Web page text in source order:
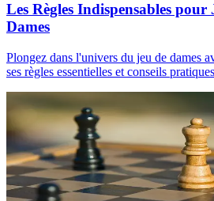
Les Règles Indispensables pour
Dames
Plongez dans l'univers du jeu de dames
ses règles essentielles et conseils